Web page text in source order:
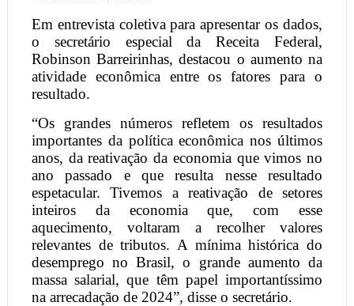
Em entrevista coletiva para apresentar os dados,
o secretário especial da Receita Federal,
Robinson Barreirinhas, destacou o aumento na
atividade econômica entre os fatores para o
resultado.
“Os grandes números refletem os resultados
importantes da política econômica nos últimos
anos, da reativação da economia que vimos no
ano passado e que resulta nesse resultado
espetacular. Tivemos a reativação de setores
inteiros da economia que, com esse
aquecimento, voltaram a recolher valores
relevantes de tributos. A mínima histórica do
desemprego no Brasil, o grande aumento da
massa salarial, que têm papel importantíssimo
na arrecadação de 2024”, disse o secretário.